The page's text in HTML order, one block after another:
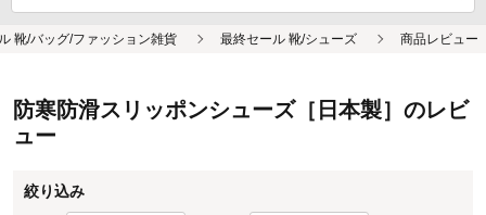
防寒防滑スリッポンシューズ［日本製］のレビ
ュー
絞り込み